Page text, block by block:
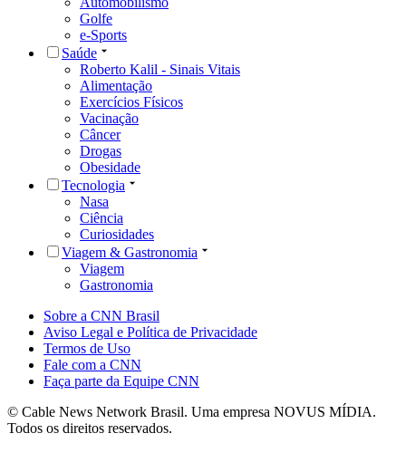
Golfe
e-Sports
Saúde
Roberto Kalil - Sinais Vitais
Alimentação
Exercícios Físicos
Vacinação
Câncer
Drogas
Obesidade
Tecnologia
Nasa
Ciência
Curiosidades
Viagem & Gastronomia
Viagem
Gastronomia
Sobre a CNN Brasil
Aviso Legal e Política de Privacidade
Termos de Uso
Fale com a CNN
Faça parte da Equipe CNN
© Cable News Network Brasil. Uma empresa NOVUS MÍDIA.
Todos os direitos reservados.